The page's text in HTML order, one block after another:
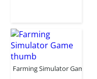
2018
Farming Simulator Game